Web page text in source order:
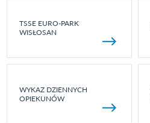
TSSE EURO-PARK
WISŁOSAN
WYKAZ DZIENNYCH
OPIEKUNÓW